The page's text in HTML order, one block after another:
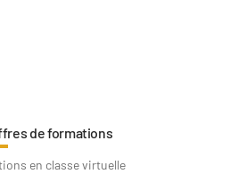
de formations
en classe virtuelle